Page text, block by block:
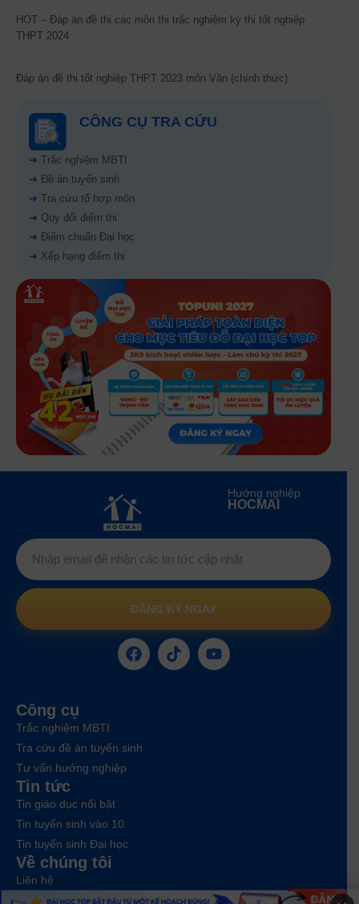
HOT – Đáp án đề thi các môn thi trắc nghiệm kỳ thi tốt nghiệp
THPT 2024
Đáp án đề thi tốt nghiệp THPT 2023 môn Văn (chính thức)
CÔNG CỤ TRA CỨU
➜ Trắc nghiệm MBTI
➜ Đề án tuyển sinh
➜ Tra cứu tổ hợp môn
➜ Quy đổi điểm thi
➜ Điểm chuẩn Đại học
➜ Xếp hạng điểm thi
Hướng nghiệp
HOCMAI
ĐĂNG KÝ NGAY
Công cụ
Trắc nghiệm MBTI
Tra cứu đề án tuyển sinh
Tư vấn hướng nghiệp
Tin tức
Tin giáo dục nổi bật
Tin tuyển sinh vào 10
Tin tuyển sinh Đại học
Về chúng tôi
Liên hệ
Điều khoản dịch vụ